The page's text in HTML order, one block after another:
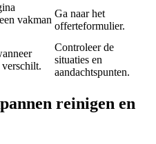
vakman
Ga naar het
offerteformulier.
Controleer de
situaties en
aandachtspunten.
reinigen en